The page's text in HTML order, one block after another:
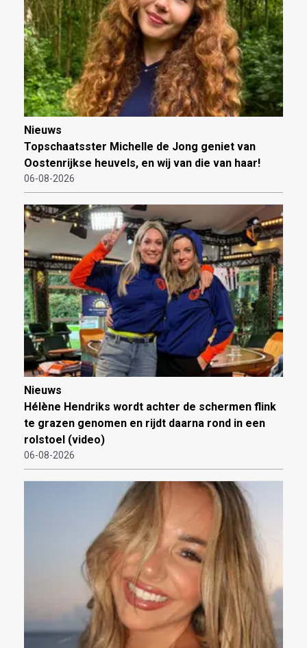
Nieuws
Topschaatsster Michelle de Jong geniet van
Oostenrijkse heuvels, en wij van die van haar!
06-08-2026
Nieuws
Hélène Hendriks wordt achter de schermen flink
te grazen genomen en rijdt daarna rond in een
rolstoel (video)
06-08-2026